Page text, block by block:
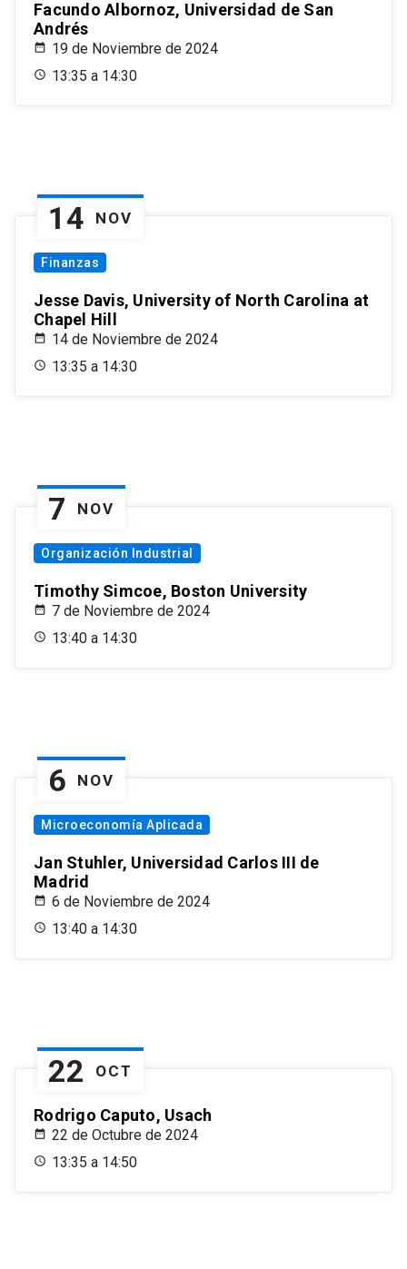
Facundo Albornoz, Universidad de San
Andrés
19 de Noviembre de 2024
13:35 a 14:30
14 NOV
Finanzas
Jesse Davis, University of North Carolina at
Chapel Hill
14 de Noviembre de 2024
13:35 a 14:30
7 NOV
Organización Industrial
Timothy Simcoe, Boston University
7 de Noviembre de 2024
13:40 a 14:30
6 NOV
Microeconomía Aplicada
Jan Stuhler, Universidad Carlos III de
Madrid
6 de Noviembre de 2024
13:40 a 14:30
22 OCT
Rodrigo Caputo, Usach
22 de Octubre de 2024
13:35 a 14:50